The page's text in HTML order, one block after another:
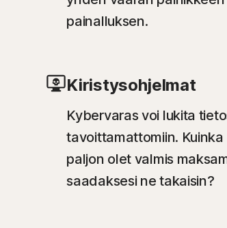
painalluksen.
Kiristysohjelmat
Kybervaras voi lukita
tavoittamattomiin. Kuinka
paljon olet valmis
saadaksesi ne takaisin?